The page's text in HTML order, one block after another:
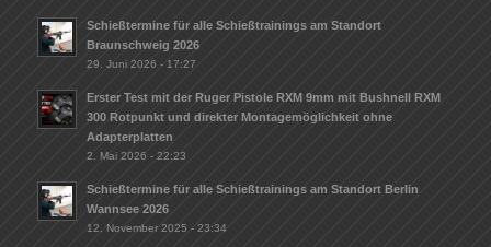
Schießtermine für alle Schießtrainings am Standort
Braunschweig 2026
29. Juni 2026 - 17:27
Erster Test mit der Ruger Pistole RXM 9mm mit Bushnell RXM
300 Rotpunkt und direkter Montagemöglichkeit ohne
Adapterplatten
2. Mai 2026 - 22:23
Schießtermine für alle Schießtrainings am Standort Berlin
Wannsee 2026
12. November 2025 - 23:34